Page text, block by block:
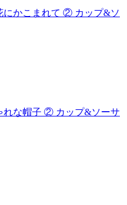
にかこまれて ② カップ&ソ
れな帽子 ② カップ&ソーサ